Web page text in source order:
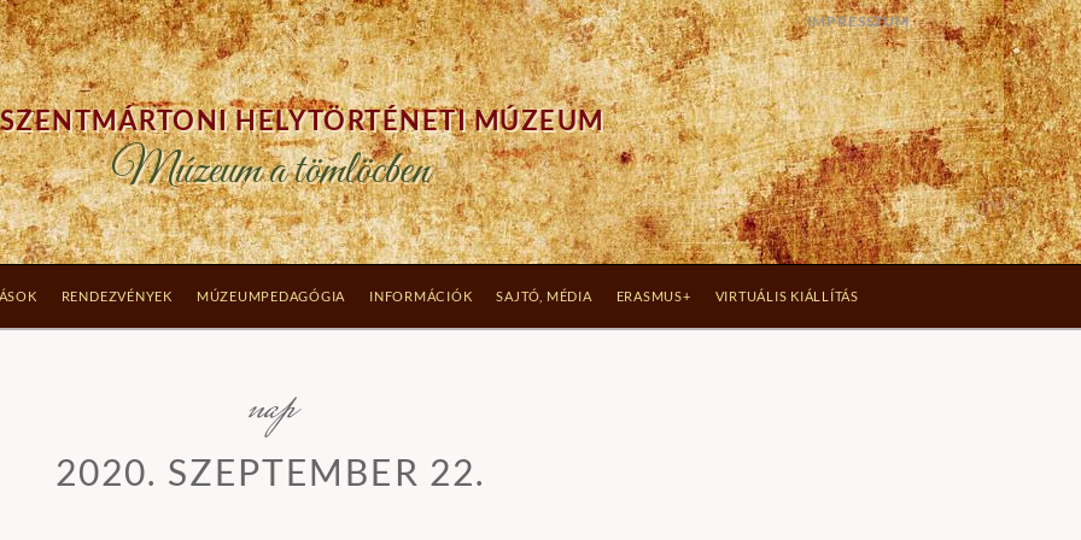
IMPRESSZUM
HELYTÖRTÉNETI MÚZEUM
Múzeum a tömlöcben
RENDEZVÉNYEK MÚZEUMPEDAGÓGIA INFORMÁCIÓK SAJTÓ, MÉDIA ERASMUS+ VIRTUÁLIS KIÁLLÍTÁS
nap
2020. SZEPTEMBER 22.